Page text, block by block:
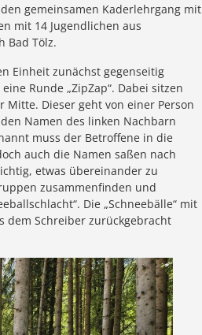
gemeinsamen Kaderlehrgang mit
mit 14 Jugendlichen aus
Bad Tölz.
Einheit zunächst gegenseitig
Runde „ZipZap“. Dabei sitzen
Dieser geht von einer Person
Namen des linken Nachbarn
muss der Betroffene in die
auch die Namen saßen nach
etwas übereinander zu
zusammenfinden und
Die „Schneebälle“ mit
dem Schreiber zurückgebracht